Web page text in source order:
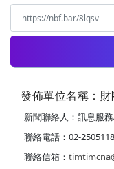
發佈單位名稱：
新聞聯絡人：訊息服
聯絡電話：02-
聯絡信箱：